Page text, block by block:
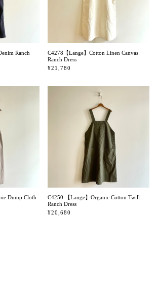
Ranch
C4278【Lange】Cotton Linen Canvas
Ranch Dress
¥21,780
Dump Cloth
C4250 【Lange】Organic Cotton Twill
Ranch Dress
¥20,680